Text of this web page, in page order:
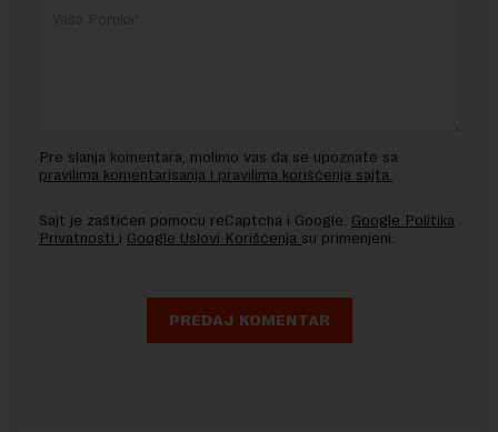
Pre slanja komentara, molimo vas da se upoznate sa
pravilima komentarisanja i pravilima korišćenja sajta.
Sajt je zaštićen pomocu reCaptcha i Google. Google Politika
Privatnosti i Google Uslovi Korišćenja su primenjeni.